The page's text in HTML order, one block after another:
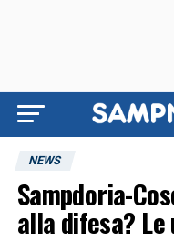
NEWS
Sampdoria-
alla difesa?